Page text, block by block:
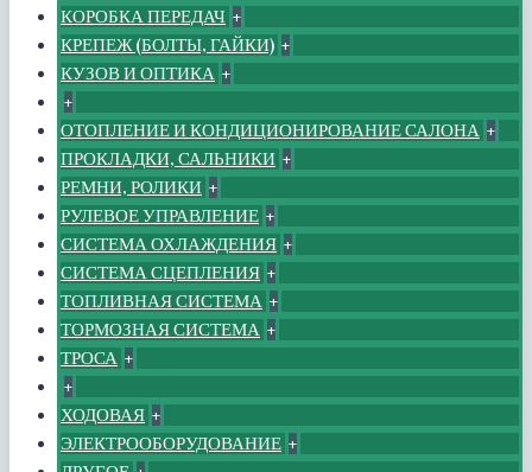
КОРОБКА ПЕРЕДАЧ +
КРЕПЕЖ (БОЛТЫ, ГАЙКИ) +
КУЗОВ И ОПТИКА +
+
ОТОПЛЕНИЕ И КОНДИЦИОНИРОВАНИЕ САЛОНА +
ПРОКЛАДКИ, САЛЬНИКИ +
РЕМНИ, РОЛИКИ +
РУЛЕВОЕ УПРАВЛЕНИЕ +
СИСТЕМА ОХЛАЖДЕНИЯ +
СИСТЕМА СЦЕПЛЕНИЯ +
ТОПЛИВНАЯ СИСТЕМА +
ТОРМОЗНАЯ СИСТЕМА +
ТРОСА +
+
ХОДОВАЯ +
ЭЛЕКТРООБОРУДОВАНИЕ +